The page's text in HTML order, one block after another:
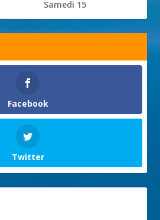
Samedi 15
Facebook
Twitter